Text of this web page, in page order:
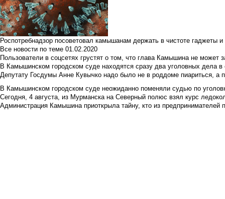
Роспотребнадзор посоветовал камышанам держать в чистоте гаджеты
Все новости по теме 01.02.2020
Пользователи в соцсетях грустят о том, что глава Камышина не может
В Камышинском городском суде находятся сразу два уголовных дела
Депутату Госдумы Анне Кувычко надо было не в роддоме пиариться, а
В Камышинском городском суде неожиданно поменяли судью по
Сегодня, 4 августа, из Мурманска на Северный полюс взял курс
Администрация Камышина приоткрыла тайну, кто из предпринимателей